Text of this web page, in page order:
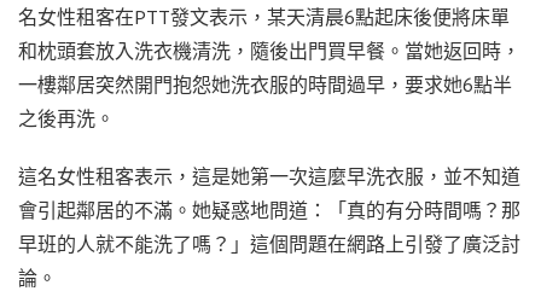
名女性租客在PTT發文表示，某天清晨6點起床後便將床單
和枕頭套放入洗衣機清洗，隨後出門買早餐。當她返回時，
一樓鄰居突然開門抱怨她洗衣服的時間過早，要求她6點半
之後再洗。
這名女性租客表示，這是她第一次這麼早洗衣服，並不知道
會引起鄰居的不滿。她疑惑地問道：「真的有分時間嗎？那
早班的人就不能洗了嗎？」這個問題在網路上引發了廣泛討
論。